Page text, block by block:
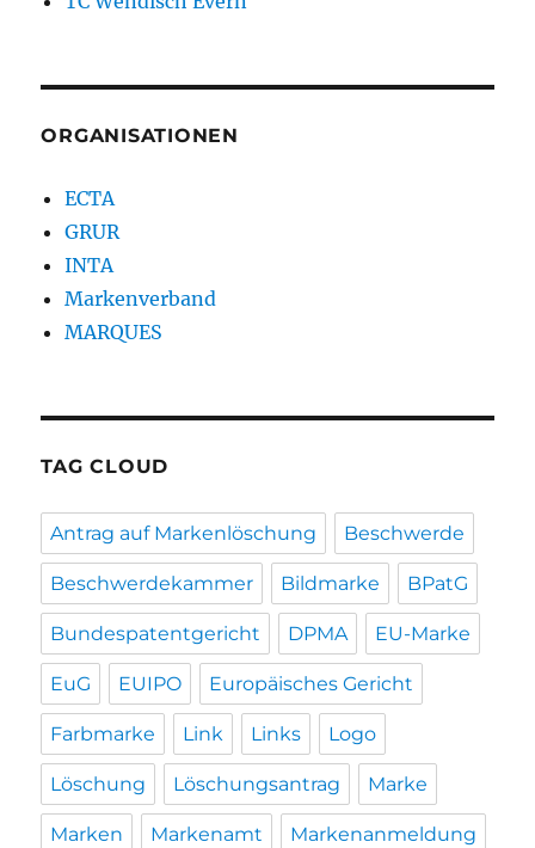
ORGANISATIONEN
ECTA
GRUR
INTA
Markenverband
MARQUES
TAG CLOUD
Antrag auf Markenlöschung Beschwerde
Beschwerdekammer Bildmarke BPatG
Bundespatentgericht DPMA EU-Marke
EuG EUIPO Europäisches Gericht
Farbmarke Link Links Logo
Löschung Löschungsantrag Marke
Marken Markenamt Markenanmeldung